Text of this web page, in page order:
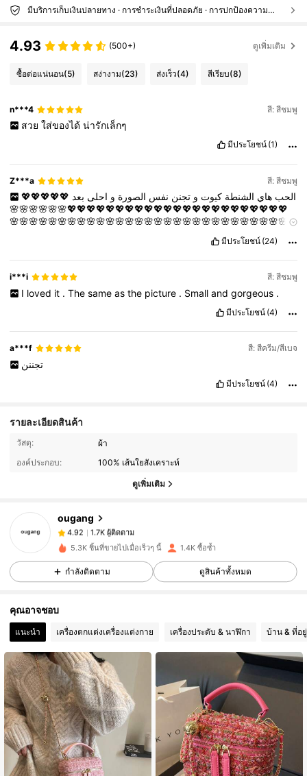
มีบริการเก็บเงินปลายทาง · การชำระเงินที่ปลอดภัย · การปกป้องความเป็นส่วนตัว
4.93 (500+) ดูเพิ่มเติม
ซื้อต่อแน่นอน(5) สง่างาม(23) ส่งเร็ว(4) สีเรียบ(8)
n***4 สี: สีชมพู
สวย ใส่ของได้ น่ารักเล็กๆ
มีประโยชน์ (1)
Z***a สี: สีชมพู
الحبهاي الشنطةكيوت وتجنن نفس الصورة و احلى بعد 💖💖💖💖💖
💖💖💖💖💖💖💖💖💖💖💖💖💖💖💖💖💖💖💖💖💖💖💖🌸🌸🌸🌸🌸🌸
🌸🌸🌸🌸🌸🌸🌸🌸🌸🌸🌸🌸🌸🌸🌸🌸🌸🌸🌸🌸🌸🌸🌸🌸🌸🌸🌸🌸🌸
มีประโยชน์ (24)
i***i สี: สีชมพู
I loved it . The same as the picture . Small and gorgeous .
มีประโยชน์ (4)
a***f สี: สีครีม/สีเบจ
تجننن
มีประโยชน์ (4)
รายละเอียดสินค้า
วัสดุ:
ผ้า
องค์ประกอบ:
100% เส้นใยสังเคราะห์
ดูเพิ่มเติม
ougang
4.92
1.7K ผู้ติดตาม
t***5 ตาม1 วันที่ผ่านมา
4.92
1.7K ผู้ติดตาม
4.92 1.7K ผู้ติดตาม
4.92 1.7K ผู้ติดตาม
5.3K ชิ้นที่ขายไปเมื่อเร็วๆ นี้ 1.4K ซื้อซ้ำ
กำลังติดตาม ดูสินค้าทั้งหมด
คุณอาจชอบ
แนะนำ เครื่องตกแต่งเครื่องแต่งกาย เครื่องประดับ & นาฬิกา บ้าน & ที่อ